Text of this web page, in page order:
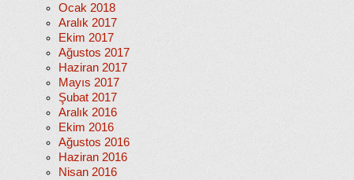
Ocak 2018
Aralık 2017
Ekim 2017
Ağustos 2017
Haziran 2017
Mayıs 2017
Şubat 2017
Aralık 2016
Ekim 2016
Ağustos 2016
Haziran 2016
Nisan 2016